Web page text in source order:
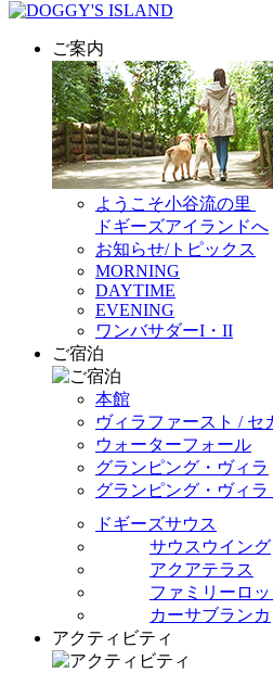
ご案内
ようこそ小谷流の里
ドギーズアイランドへ
お知らせ/トピックス
MORNING
DAYTIME
EVENING
ワンバサダーI・II
ご宿泊
本館
ヴィラファースト / セ
ウォーターフォール
グランピング・ヴィラ
グランピング・ヴィ
ドギーズサウス
サウスウイング
アクアテラス
ファミリーロ
カーサブランカ
アクティビティ